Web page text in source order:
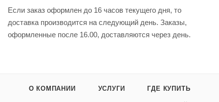
Если заказ оформлен до 16 часов текущего дня, то
доставка производится на следующий день. Заказы,
оформленные после 16.00, доставляются через день.
О КОМПАНИИ УСЛУГИ ГДЕ КУПИТЬ